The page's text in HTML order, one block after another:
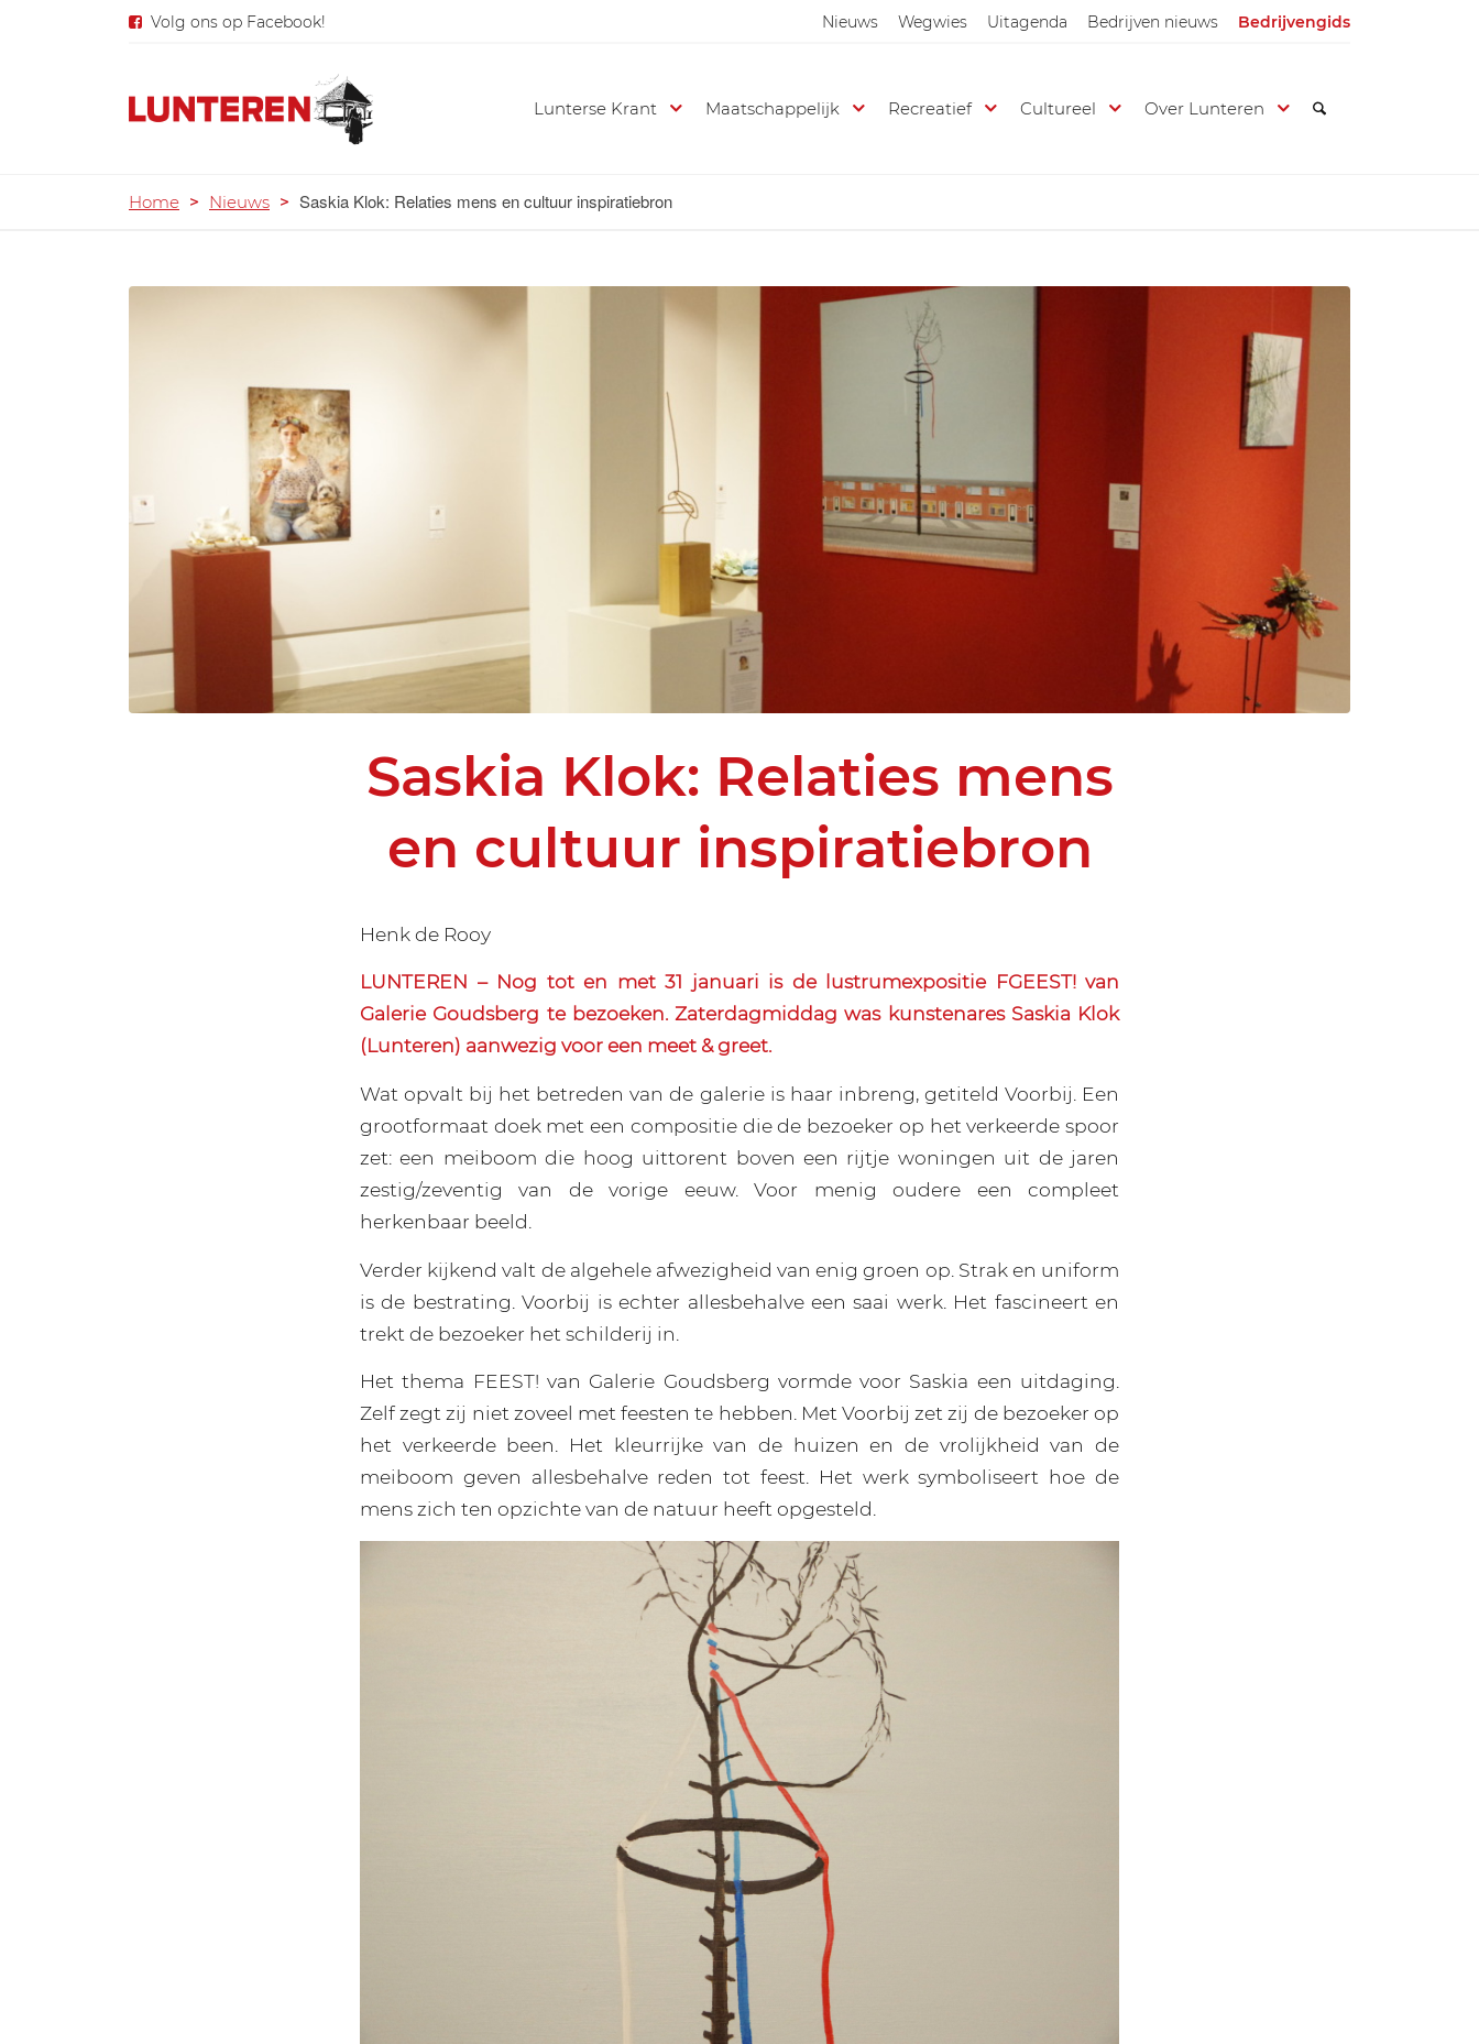
Nieuws Wegwies Uitagenda Bedrijven nieuws Bedrijvengids
Volg ons op Facebook!
Lunterse Krant Maatschappelijk Recreatief Cultureel Over Lunteren
Home > Nieuws > Saskia Klok: Relaties mens en cultuur inspiratiebron
Saskia Klok: Relaties mens
en cultuur inspiratiebron
Henk de Rooy
LUNTEREN – Nog tot en met 31 januari is de lustrumexpositie FGEEST! van
Galerie Goudsberg te bezoeken. Zaterdagmiddag was kunstenares Saskia Klok
(Lunteren) aanwezig voor een meet & greet.
Wat opvalt bij het betreden van de galerie is haar inbreng, getiteld Voorbij. Een
grootformaat doek met een compositie die de bezoeker op het verkeerde spoor
zet: een meiboom die hoog uittorent boven een rijtje woningen uit de jaren
zestig/zeventig van de vorige eeuw. Voor menig oudere een compleet
herkenbaar beeld.
Verder kijkend valt de algehele afwezigheid van enig groen op. Strak en uniform
is de bestrating. Voorbij is echter allesbehalve een saai werk. Het fascineert en
trekt de bezoeker het schilderij in.
Het thema FEEST! van Galerie Goudsberg vormde voor Saskia een uitdaging.
Zelf zegt zij niet zoveel met feesten te hebben. Met Voorbij zet zij de bezoeker op
het verkeerde been. Het kleurrijke van de huizen en de vrolijkheid van de
meiboom geven allesbehalve reden tot feest. Het werk symboliseert hoe de
mens zich ten opzichte van de natuur heeft opgesteld.